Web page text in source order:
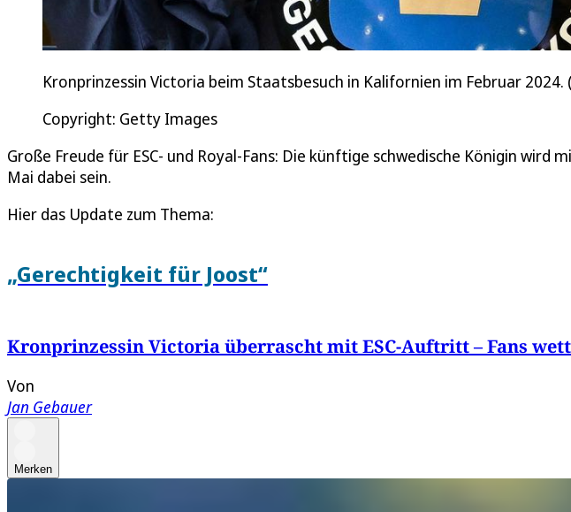
Kronprinzessin Victoria beim Staatsbesuch in Kalifornien im Februar 2024.
Copyright: Getty Images
Große Freude für ESC- und Royal-Fans: Die künftige schwedische Königin wird
Mai dabei sein.
Hier das Update zum Thema:
„Gerechtigkeit für Joost“
Kronprinzessin Victoria überrascht mit ESC-Auftritt – Fans
Von
Jan Gebauer
Merken